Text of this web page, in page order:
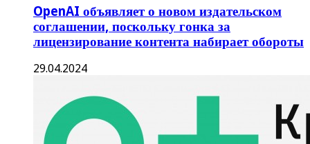
OpenAI объявляет о новом издательском
соглашении, поскольку гонка за
лицензирование контента набирает обороты
29.04.2024